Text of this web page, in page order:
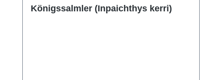
Königssalmler (Inpaichthys kerri)